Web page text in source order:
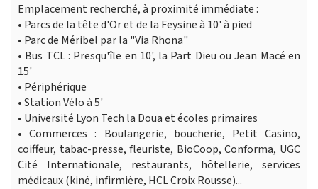
Emplacement recherché, à proximité immédiate :
• Parcs de la tête d'Or et de la Feysine à 10' à pied
• Parc de Méribel par la "Via Rhona"
• Bus TCL : Presqu'île en 10', la Part Dieu ou Jean Macé en
15'
• Périphérique
• Station Vélo à 5'
• Université Lyon Tech la Doua et écoles primaires
• Commerces : Boulangerie, boucherie, Petit Casino,
coiffeur, tabac-presse, fleuriste, BioCoop, Conforma, UGC
Cité Internationale, restaurants, hôtellerie, services
médicaux (kiné, infirmière, HCL Croix Rousse)...